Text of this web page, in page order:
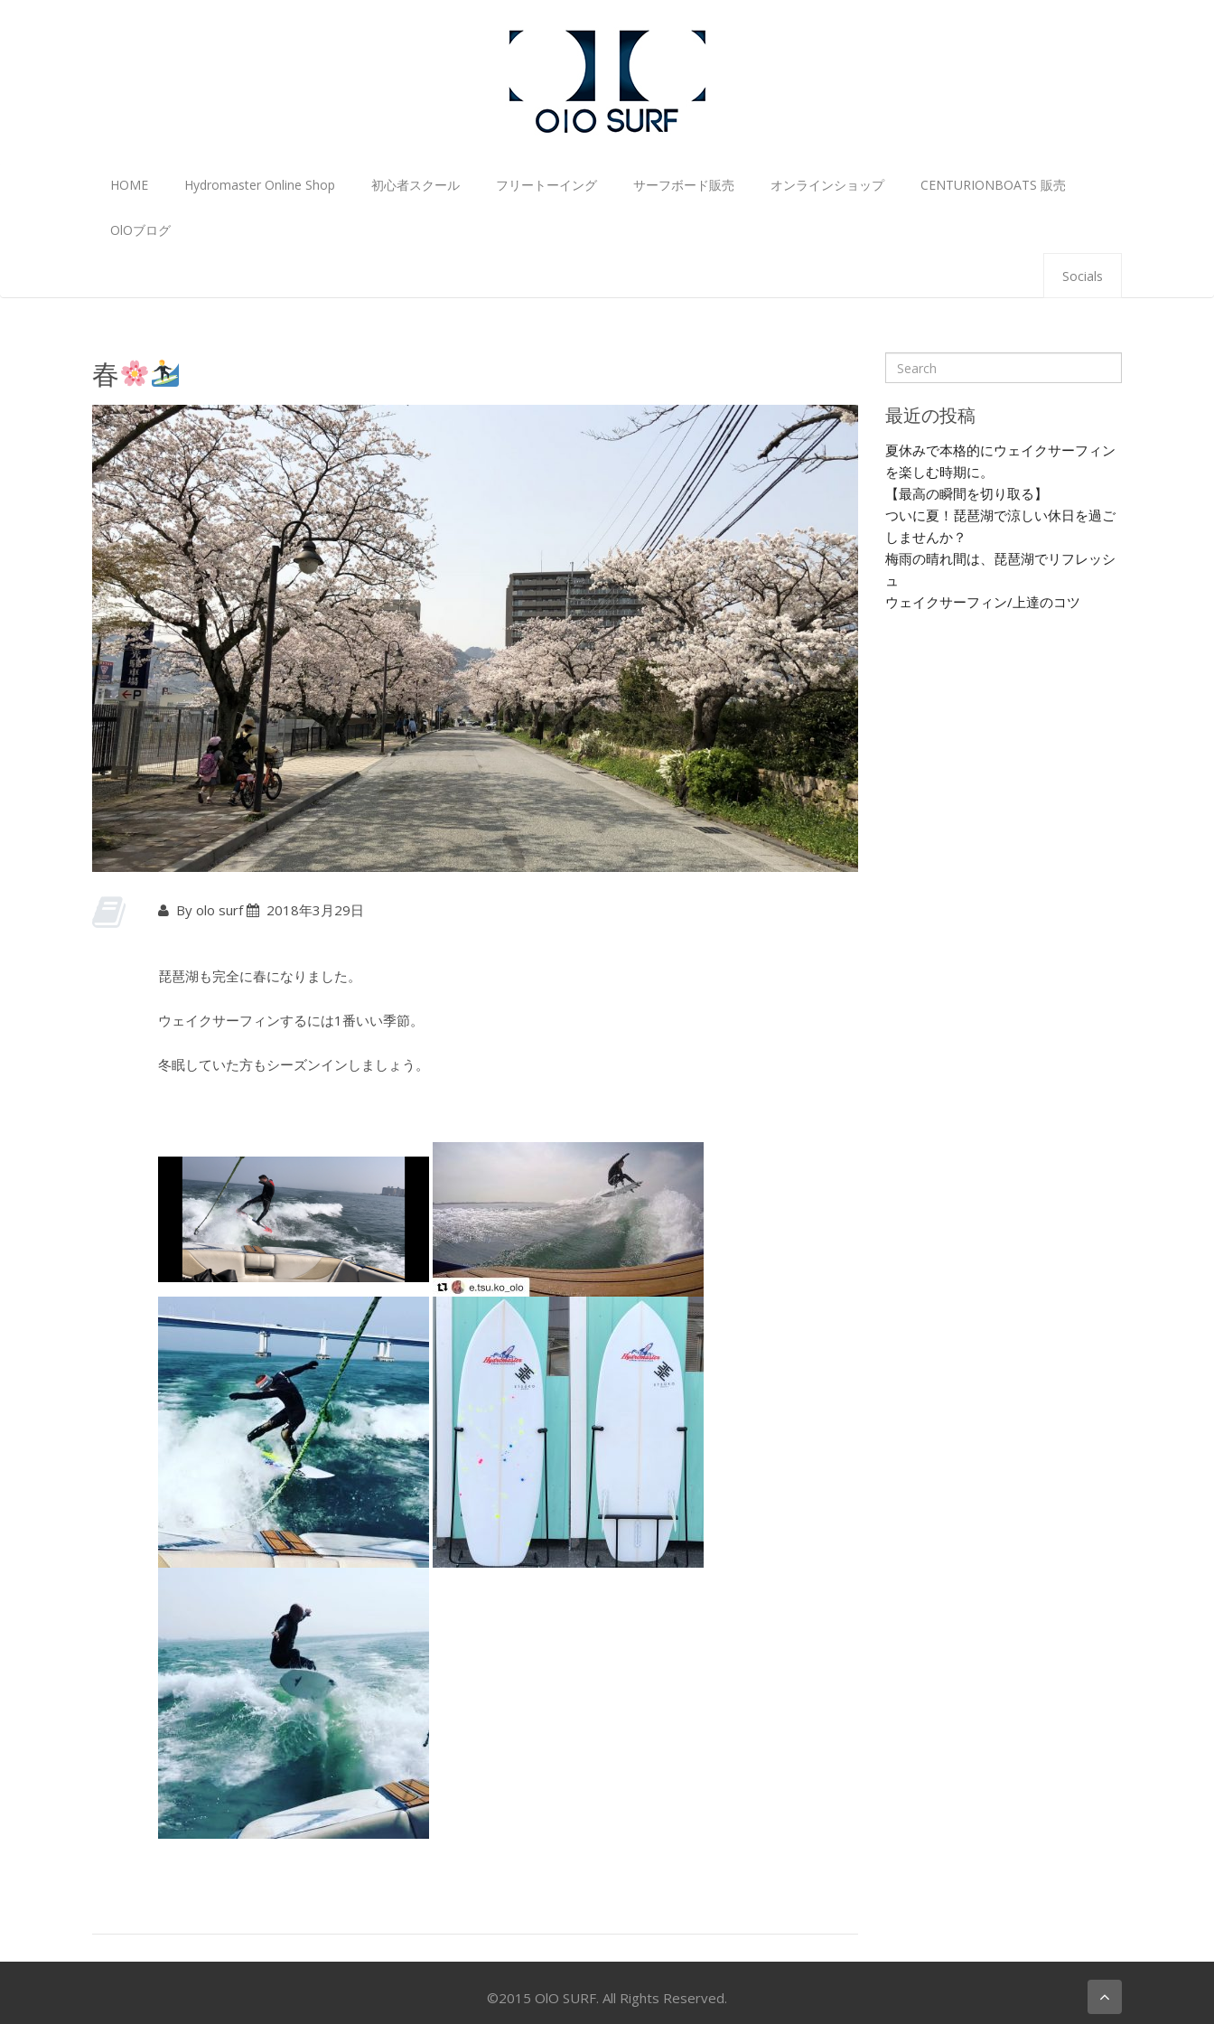
HOME Hydromaster Online Shop 初心者スクール フリートーイング サーフボード販売 オンラインショップ CENTURIONBOATS 販売
OlOブログ
Socials
春
By olo surf 2018年3月29日
琵琶湖も完全に春になりました。
ウェイクサーフィンするには1番いい季節。
冬眠していた方もシーズンインしましょう。
最近の投稿
夏休みで本格的にウェイクサーフィン
を楽しむ時期に。
【最高の瞬間を切り取る】
ついに夏！琵琶湖で涼しい休日を過ご
しませんか？
梅雨の晴れ間は、琵琶湖でリフレッシ
ュ
ウェイクサーフィン/上達のコツ
©2015 OlO SURF. All Rights Reserved.